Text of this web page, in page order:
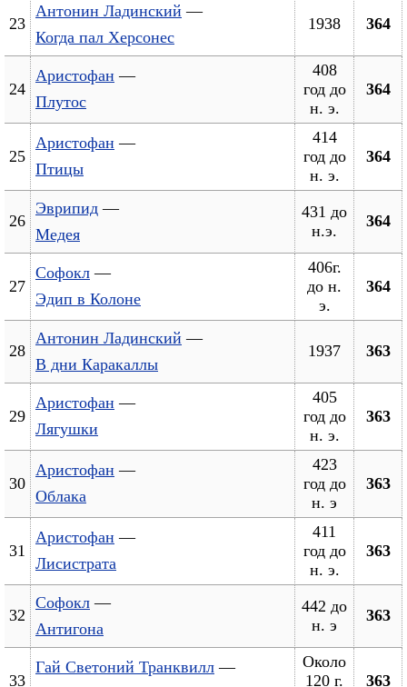
23
Антонин Ладинский —
Когда пал Херсонес
1938 364
24
Аристофан —
Плутос
408
год до
н. э.
364
25
Аристофан —
Птицы
414
год до
н. э.
364
26
Эврипид —
Медея
431 до
н.э.
364
27
Софокл —
Эдип в Колоне
406г.
до н.
э.
364
28
Антонин Ладинский —
В дни Каракаллы
1937 363
29
Аристофан —
Лягушки
405
год до
н. э.
363
30
Аристофан —
Облака
423
год до
н. э
363
31
Аристофан —
Лисистрата
411
год до
н. э.
363
32
Софокл —
Антигона
442 до
н. э
363
33
Гай Светоний Транквилл —
Около
120 г.
363